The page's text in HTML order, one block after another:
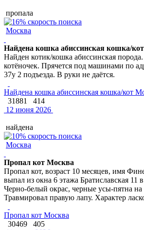
пропала
Москва
Найдена кошка абиссинская кошка/
Найден котик/кошка абиссинская
котёночек. Прячется под машинами по
37у 2 подъезда. В руки не даётся.
Найдена кошка абиссинская кошка/кот
31881
414
12 июня 2026
найдена
Москва
Пропал кот Москва
Пропал кот, возраст 10 месяцев, имя
выпал из окна 6 этажа Братиславская 11
Черно-белый окрас, черные усы-пятна
Травмировал правую лапу. Характер
Пропал кот Москва
30469
405